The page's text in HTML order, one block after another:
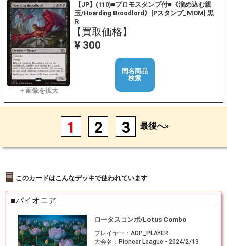
【JP】(110)■プロモスタンプ付■《溜め込む親
玉/Hoarding Broodlord》[Pスタンプ_MOM] 黒
R
【買取価格】
¥ 300
同名商品
検索
1 2 3 最後へ»
このカードはこんなデッキで使われています
■パイオニア
ロータスコンボ/Lotus Combo
プレイヤー： ADP_PLAYER
大会名： Pioneer League - 2024/2/13